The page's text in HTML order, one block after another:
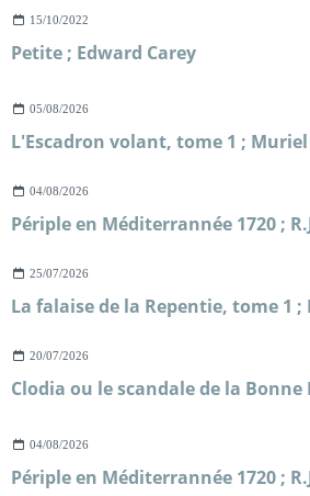
15/10/2022
Petite ; Edward Carey
05/08/2026
L'Escadron volant, tome 1 ;
04/08/2026
Périple en Méditerrannée 1720 ;
25/07/2026
20/07/2026
04/08/2026
Périple en Méditerrannée 1720 ;